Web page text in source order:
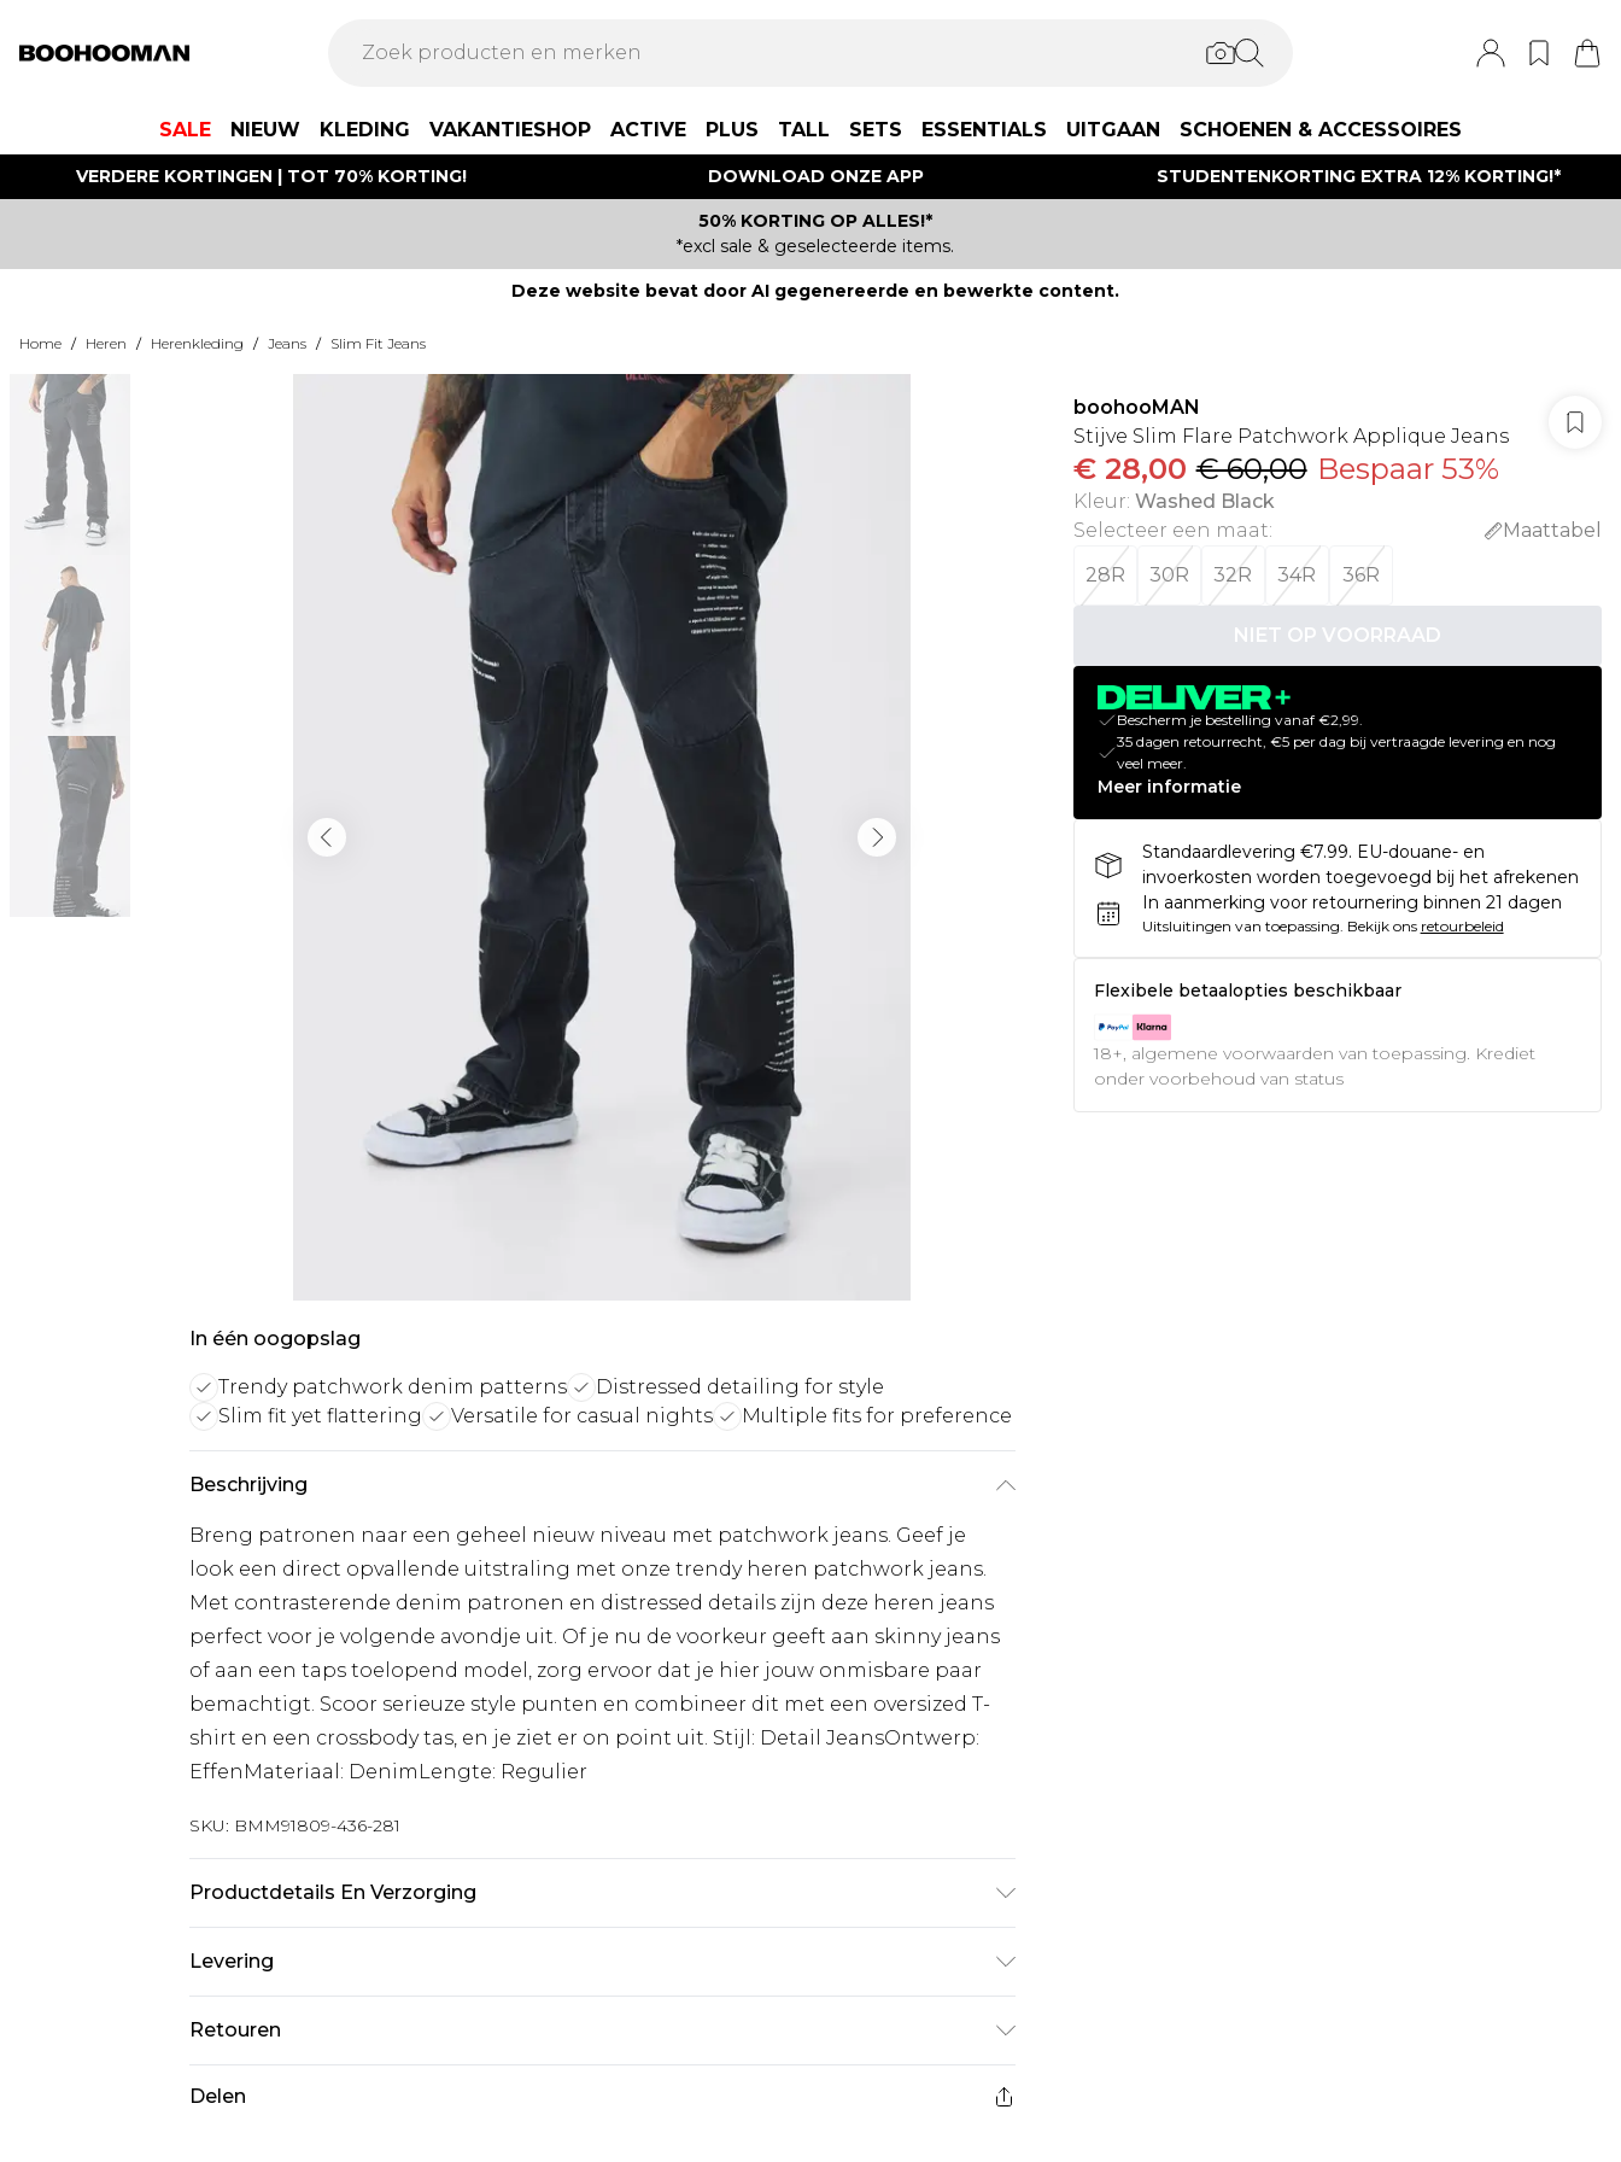
SALE NIEUW KLEDING VAKANTIESHOP ACTIVE PLUS TALL SETS ESSENTIALS UITGAAN SCHOENEN & ACCESSOIRES
VERDERE KORTINGEN | TOT 70% KORTING! DOWNLOAD ONZE APP STUDENTENKORTING EXTRA 12% KORTING!*
50% KORTING OP ALLES!*
*excl sale & geselecteerde items.
Deze website bevat door AI gegenereerde en bewerkte content.
Home / Heren / Herenkleding / Jeans / Slim Fit Jeans
In één oogopslag
Trendy patchwork denim patterns
Distressed detailing for style
Slim fit yet flattering
Versatile for casual nights Multiple fits for preference
Beschrijving
Breng patronen naar een geheel nieuw niveau met patchwork jeans. Geef je
look een direct opvallende uitstraling met onze trendy heren patchwork jeans.
Met contrasterende denim patronen en distressed details zijn deze heren jeans
perfect voor je volgende avondje uit. Of je nu de voorkeur geeft aan skinny jeans
of aan een taps toelopend model, zorg ervoor dat je hier jouw onmisbare paar
bemachtigt. Scoor serieuze style punten en combineer dit met een oversized T-
shirt en een crossbody tas, en je ziet er on point uit. Stijl: Detail JeansOntwerp:
EffenMateriaal: DenimLengte: Regulier
SKU: BMM91809-436-281
Productdetails En Verzorging
Levering
Standaardlevering Nederland
€7.99
Expressdienst Nederland
€17.99
Retouren
Delen
boohooMAN
Stijve Slim Flare Patchwork Applique Jeans
€ 28,00 € 60,00 Bespaar 53%
Kleur: Washed Black
Selecteer een maat:
Maattabel
28R
30R 32R 34R 36R
NIET OP VOORRAAD
Bescherm je bestelling vanaf €2,99.
35 dagen retourrecht, €5 per dag bij vertraagde levering en nog
veel meer.
Meer informatie
Standaardlevering €7.99. EU-douane- en
invoerkosten worden toegevoegd bij het afrekenen
In aanmerking voor retournering binnen 21 dagen
Uitsluitingen van toepassing. Bekijk ons retourbeleid
Flexibele betaalopties beschikbaar
18+, algemene voorwaarden van toepassing. Krediet
onder voorbehoud van status